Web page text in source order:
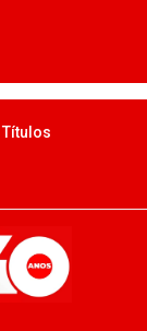
Títulos